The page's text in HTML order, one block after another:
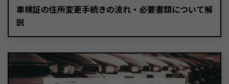
車検証の住所変更手続きの流れ・必要書類について解
説